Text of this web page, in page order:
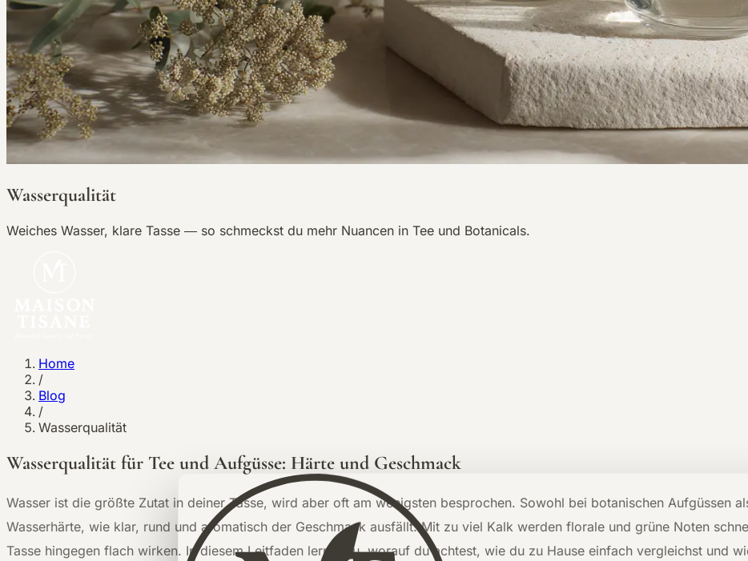
Wasserqualität
Weiches Wasser, klare Tasse — so schmeckst du mehr Nuancen in Tee und Botanicals.
Home
/
Blog
/
Wasserqualität
Wasserqualität für Tee und Aufgüsse: Härte und Geschmack
Wasser ist die größte Zutat in deiner Tasse, wird aber oft am wenigsten besprochen. Sowohl bei botanischen Aufgüssen
Wasserhärte, wie klar, rund und aromatisch der Geschmack ausfällt. Mit zu viel Kalk werden florale und grüne Noten
Tasse hingegen flach wirken. In diesem Leitfaden lernst du, worauf du achtest, wie du zu Hause einfach vergleichst und